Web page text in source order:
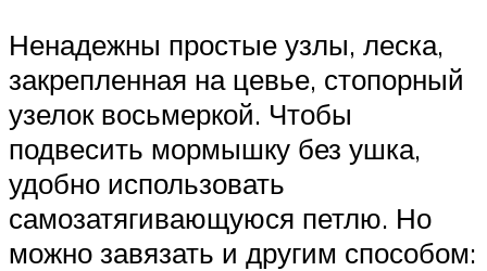
Ненадежны простые узлы, леска,
закрепленная на цевье, стопорный
узелок восьмеркой. Чтобы
подвесить мормышку без ушка,
удобно использовать
самозатягивающуюся петлю. Но
можно завязать и другим способом: